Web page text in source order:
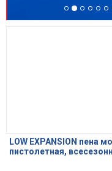
LOW EXPANSION пена
пистолетная,